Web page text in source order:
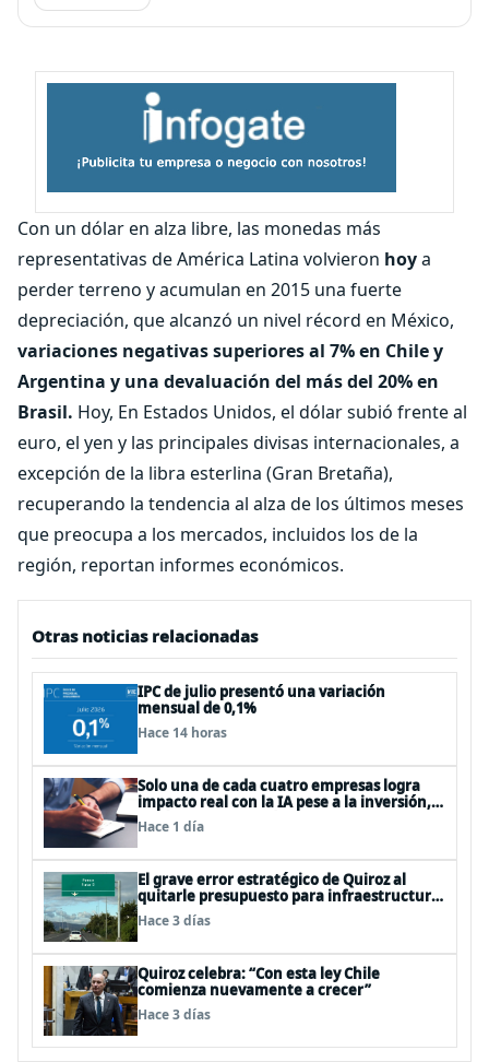
Con un dólar en alza libre, las monedas más
representativas de América Latina volvieron hoya
perder terreno y acumulan en 2015 una fuerte
depreciación, que alcanzó un nivel récord en México,
variaciones negativas superiores al 7% en Chile y
Argentina y una devaluación del más del 20% en
Brasil. Hoy, En Estados Unidos, el dólar subió frente al
euro, el yen y las principales divisas internacionales, a
excepción de la libra esterlina (Gran Bretaña),
recuperando la tendencia al alza de los últimos meses
que preocupa a los mercados, incluidos los de la
región, reportan informes económicos.
Otras noticias relacionadas
IPC de julio presentó una variación
mensual de 0,1%
Hace 14 horas
Solo una de cada cuatro empresas logra
impacto real con la IA pese a la inversión,
según el Foro Económico Mundial
Hace 1 día
El grave error estratégico de Quiroz al
quitarle presupuesto para infraestructura
vial del Biobío
Hace 3 días
Quiroz celebra: “Con esta ley Chile
comienza nuevamente a crecer”
Hace 3 días